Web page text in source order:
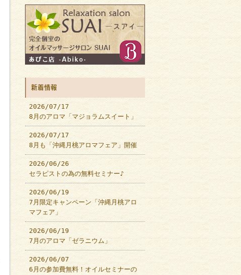
新着情報
2026/07/17
8月のアロマ「マジョラムスイート」
2026/07/17
8月も「沖縄月桃アロマフェア」開催
2026/06/26
セラピストの為の無料セミナー♪
2026/06/19
7月限定キャンペーン「沖縄月桃アロ
マフェア」
2026/06/19
7月のアロマ「ゼラニウム」
2026/06/07
6月の参加費無料！オイルセミナーの